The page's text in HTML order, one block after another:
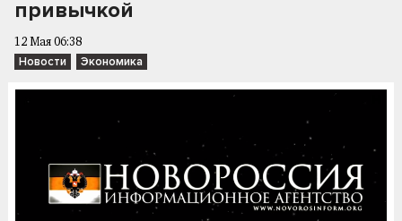
привычкой
12 Мая 06:38
Новости Экономика